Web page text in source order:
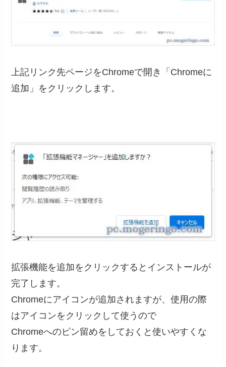
上記リンク先ページをChromeで開き「Chromeに
追加」をクリックします。
拡張機能を追加をクリックするとインストールが
完了します。
Chromeにアイコンが追加されますが、使用の際
はアイコンをクリックして使うので
Chromeへのピン留めをしておくと使いやすくな
ります。